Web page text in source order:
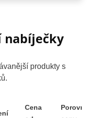
nabíječky
produkty s
Cena